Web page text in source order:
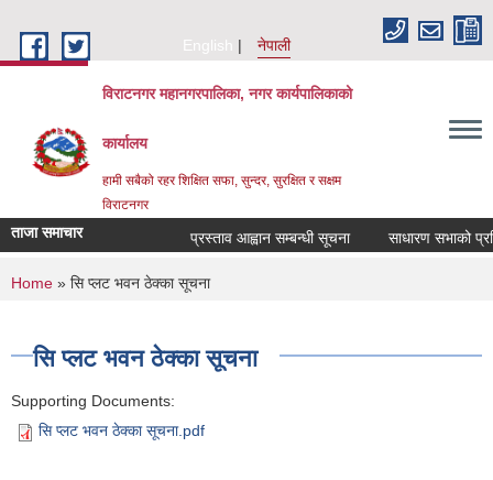
English
नेपाली
विराटनगर महानगरपालिका, नगर कार्यपालिकाको
कार्यालय
हामी सबैको रहर शिक्षित सफा, सुन्दर, सुरक्षित र सक्षम
विराटनगर
ताजा समाचार प्रस्ताव आह्वान सम्बन्धी सूचना साधारण सभाको
You are here
Home » सि प्लट भवन ठेक्का सूचना
सि प्लट भवन ठेक्का सूचना
Supporting Documents:
सि प्लट भवन ठेक्का सूचना.pdf